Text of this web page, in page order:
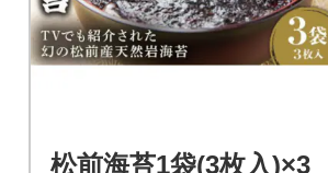
松前海苔1袋(3枚入)×3